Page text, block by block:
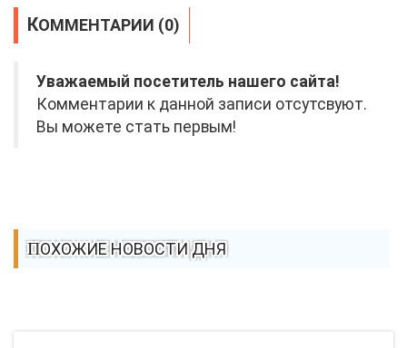
КОММЕНТАРИИ (0)
Уважаемый посетитель нашего сайта!
Комментарии к данной записи отсутсвуют.
Вы можете стать первым!
ПОХОЖИЕ НОВОСТИ ДНЯ